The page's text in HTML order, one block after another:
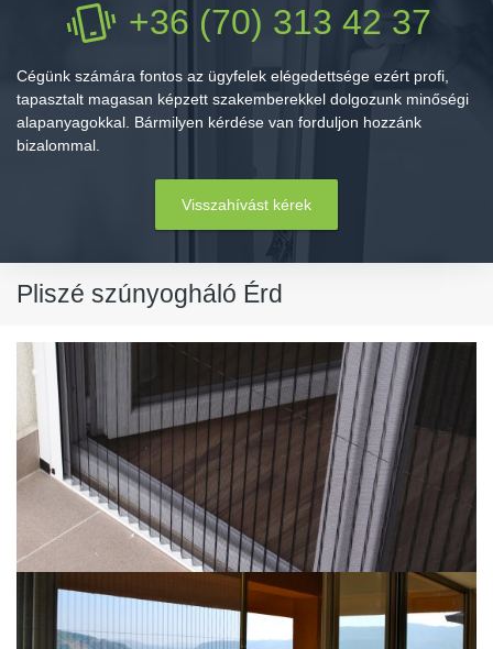
+36 (70) 313 42 37
Cégünk számára fontos az ügyfelek elégedettsége ezért profi,
tapasztalt magasan képzett szakemberekkel dolgozunk minőségi
alapanyagokkal. Bármilyen kérdése van forduljon hozzánk
bizalommal.
Visszahívást kérek
Pliszé szúnyogháló Érd